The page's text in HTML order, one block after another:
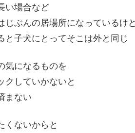
い場合など
じぶんの居場所になっているけ
と子犬にとってそこは外と同じ
気になるものを
クしていかないと
まない
くないからと